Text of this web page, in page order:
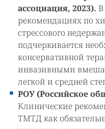
ассоциация, 2023).
рекомендациях по
стрессового
подчеркивается
консервативной
инвазивными
легкой и средней
РОУ (Российское
Клинические
ТМТД как